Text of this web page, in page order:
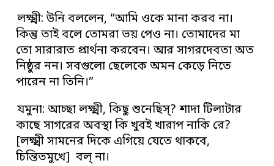
লক্ষ্মী: উনি বললেন, “আমি ওকে মানা করব না।
কিন্তু তাই বলে তোমরা ভয় পেও না। তোমাদের মা
তো সারারাত প্রার্থনা করবেন। আর সাগরদেবতা অত
নিষ্ঠুর নন। সবগুলো ছেলেকে অমন কেড়ে নিতে
পারেন না তিনি।”
যমুনা: আচ্ছা লক্ষ্মী, কিছু শুনেছিস্‌? শাদা টিলাটার
কাছে সাগরের অবস্থা কি খুবই খারাপ নাকি রে?
[লক্ষ্মী সামনের দিকে এগিয়ে যেতে থাকবে,
চিন্তিতমুখে] বল্‌ না।